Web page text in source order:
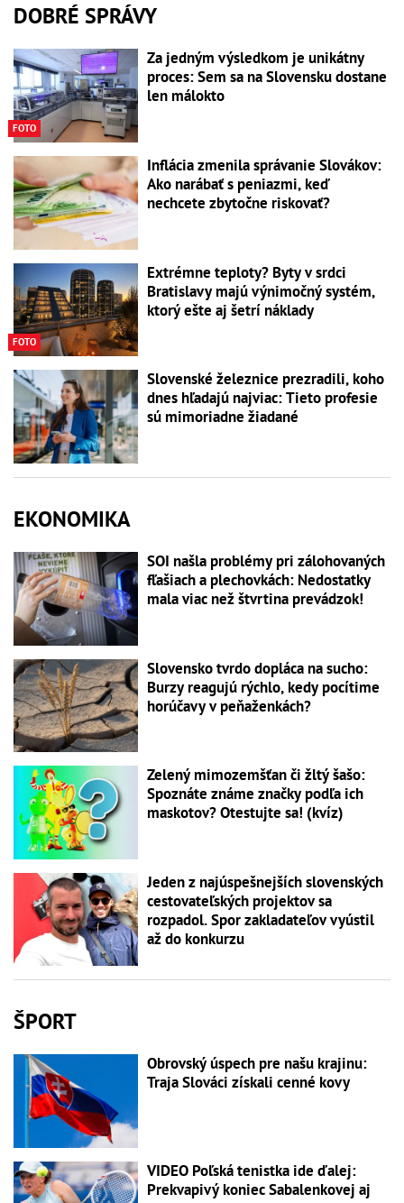
DOBRÉ SPRÁVY
FOTO
Za jedným výsledkom je unikátny
proces: Sem sa na Slovensku dostane
len málokto
Inflácia zmenila správanie Slovákov:
Ako narábať s peniazmi, keď
nechcete zbytočne riskovať?
FOTO
Extrémne teploty? Byty v srdci
Bratislavy majú výnimočný systém,
ktorý ešte aj šetrí náklady
Slovenské železnice prezradili, koho
dnes hľadajú najviac: Tieto profesie
sú mimoriadne žiadané
EKONOMIKA
SOI našla problémy pri zálohovaných
fľašiach a plechovkách: Nedostatky
mala viac než štvrtina prevádzok!
Slovensko tvrdo dopláca na sucho:
Burzy reagujú rýchlo, kedy pocítime
horúčavy v peňaženkách?
Zelený mimozemšťan či žltý šašo:
Spoznáte známe značky podľa ich
maskotov? Otestujte sa! (kvíz)
Jeden z najúspešnejších slovenských
cestovateľských projektov sa
rozpadol. Spor zakladateľov vyústil
až do konkurzu
ŠPORT
Obrovský úspech pre našu krajinu:
Traja Slováci získali cenné kovy
VIDEO Poľská tenistka ide ďalej:
Prekvapivý koniec Sabalenkovej aj